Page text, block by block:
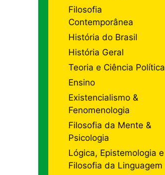
Filosofia
Contemporânea
História do Brasil
História Geral
Teoria e Ciência Política
Ensino
Existencialismo &
Fenomenologia
Filosofia da Mente &
Psicologia
Lógica, Epistemologia e
Filosofia da Linguagem